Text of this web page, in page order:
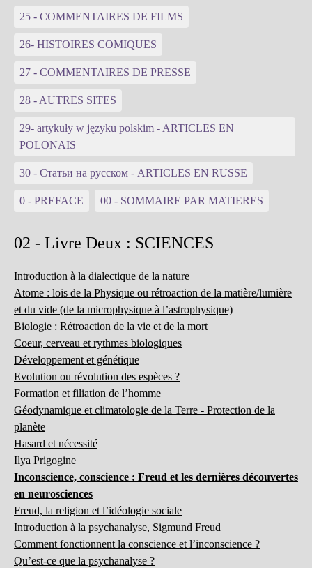
25 - COMMENTAIRES DE FILMS
26- HISTOIRES COMIQUES
27 - COMMENTAIRES DE PRESSE
28 - AUTRES SITES
29- artykuły w języku polskim - ARTICLES EN
POLONAIS
30 - Статьи на русском - ARTICLES EN RUSSE
0 - PREFACE 00 - SOMMAIRE PAR MATIERES
02 - Livre Deux : SCIENCES
Introduction à la dialectique de la nature
Atome : lois de la Physique ou rétroaction de la matière/lumière
et du vide (de la microphysique à l’astrophysique)
Biologie : Rétroaction de la vie et de la mort
Coeur, cerveau et rythmes biologiques
Développement et génétique
Evolution ou révolution des espèces ?
Formation et filiation de l’homme
Géodynamique et climatologie de la Terre - Protection de la
planète
Hasard et nécessité
Ilya Prigogine
Inconscience, conscience : Freud et les dernières découvertes
en neurosciences
Freud, la religion et l’idéologie sociale
Introduction à la psychanalyse, Sigmund Freud
Comment fonctionnent la conscience et l’inconscience ?
Qu’est-ce que la psychanalyse ?